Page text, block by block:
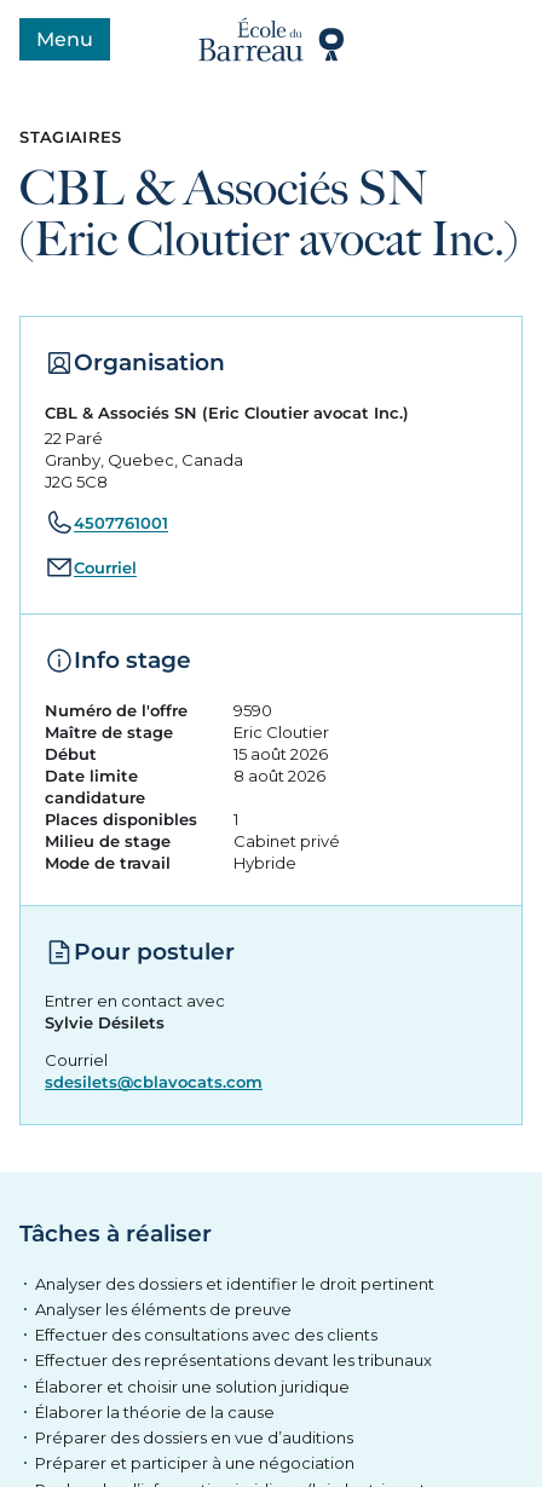
MenuOuvrir le menu
STAGIAIRES
CBL & Associés SN
(Eric Cloutier avocat Inc.)
Organisation
CBL & Associés SN (Eric Cloutier avocat Inc.)
22 Paré
Granby, Quebec, Canada
J2G 5C8
4507761001
Courriel
Info stage
Numéro de l'offre
9590
Maître de stage
Eric Cloutier
Début
15 août 2026
Date limite
candidature
8 août 2026
Places disponibles
1
Milieu de stage
Cabinet privé
Mode de travail
Hybride
Pour postuler
Entrer en contact avec
Sylvie Désilets
Courriel
sdesilets@cblavocats.com
Tâches à réaliser
Analyser des dossiers et identifier le droit pertinent
Analyser les éléments de preuve
Effectuer des consultations avec des clients
Effectuer des représentations devant les tribunaux
Élaborer et choisir une solution juridique
Élaborer la théorie de la cause
Préparer des dossiers en vue d’auditions
Préparer et participer à une négociation